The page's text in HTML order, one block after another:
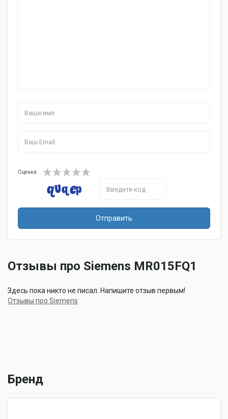
Оценка
Отправить
Отзывы про Siemens MR015FQ1
Здесь пока никто не писал. Напишите отзыв первым!
Отзывы про Siemens
Бренд